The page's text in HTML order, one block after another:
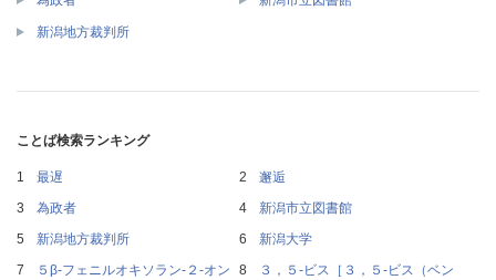
新潟地方裁判所
ことば検索ランキング
最遅
邂逅
為政者
新潟市立図書館
新潟地方裁判所
新潟大学
５β‐フェニルオキソラン‐２‐オン
３，５‐ビス［３，５‐ビス（ベン